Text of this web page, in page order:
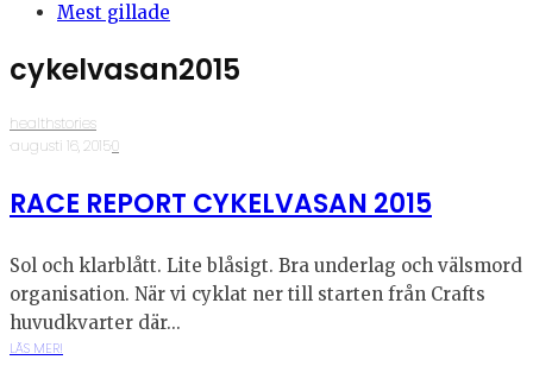
Mest gillade
cykelvasan2015
healthstories
·augusti 16, 2015·0
RACE REPORT CYKELVASAN 2015
Sol och klarblått. Lite blåsigt. Bra underlag och välsmord
organisation. När vi cyklat ner till starten från Crafts
huvudkvarter där...
LÄS MER!